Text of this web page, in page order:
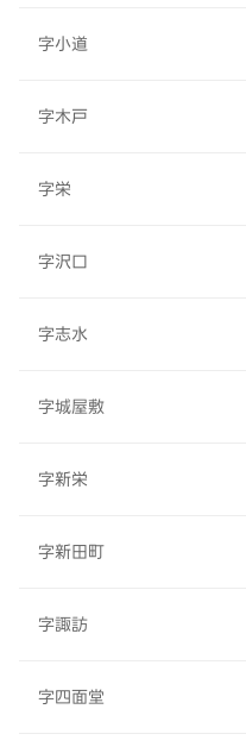
字小道
字木戸
字栄
字沢口
字志水
字城屋敷
字新栄
字新田町
字諏訪
字四面堂